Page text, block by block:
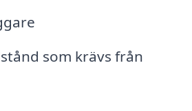
som krävs från